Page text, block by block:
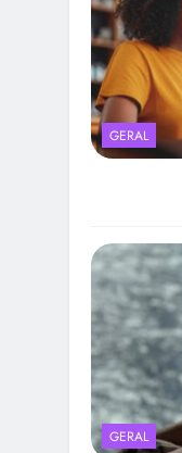
GERAL
GERAL